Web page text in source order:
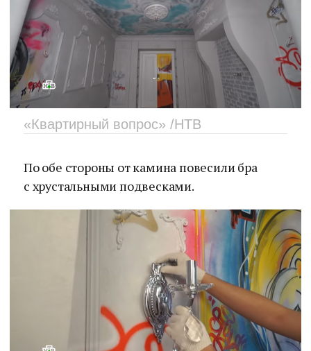
«Квартирный вопрос» /НТВ
По обе стороны от камина повесили бра
с хрустальными подвесками.